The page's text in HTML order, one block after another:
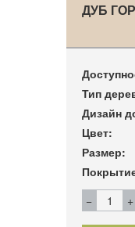
ДУБ
Тип
Дизайн
Цвет:
Размер: